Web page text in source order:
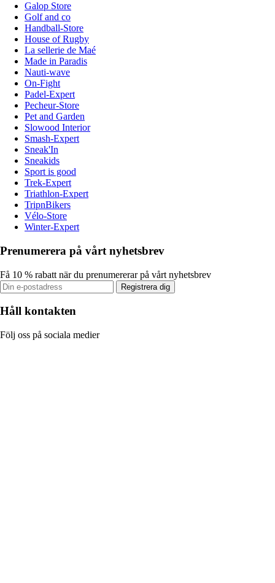
Galop Store
Golf and co
Handball-Store
House of Rugby
La sellerie de Maé
Made in Paradis
Nauti-wave
On-Fight
Padel-Expert
Pecheur-Store
Pet and Garden
Slowood Interior
Smash-Expert
Sneak'In
Sneakids
Sport is good
Trek-Expert
Triathlon-Expert
TripnBikers
Vélo-Store
Winter-Expert
Prenumerera på vårt nyhetsbrev
Få 10 % rabatt när du prenumererar på vårt nyhetsbrev
Registrera dig
Håll kontakten
Följ oss på sociala medier